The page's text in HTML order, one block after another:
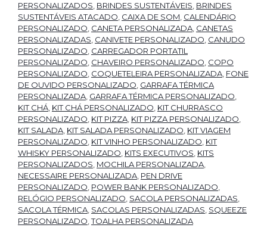
PERSONALIZADOS, BRINDES SUSTENTÁVEIS, BRINDES
SUSTENTÁVEIS ATACADO, CAIXA DE SOM, CALENDÁRIO
PERSONALIZADO, CANETA PERSONALIZADA, CANETAS
PERSONALIZADAS, CANIVETE PERSONALIZADO, CANUDO
PERSONALIZADO, CARREGADOR PORTATIL
PERSONALIZADO, CHAVEIRO PERSONALIZADO, COPO
PERSONALIZADO, COQUETELEIRA PERSONALIZADA, FONE
DE OUVIDO PERSONALIZADO, GARRAFA TÉRMICA
PERSONALIZADA, GARRAFA TÉRMICA PERSONALIZADO,
KIT CHÁ, KIT CHÁ PERSONALIZADO, KIT CHURRASCO
PERSONALIZADO, KIT PIZZA, KIT PIZZA PERSONALIZADO,
KIT SALADA, KIT SALADA PERSONALIZADO, KIT VIAGEM
PERSONALIZADO, KIT VINHO PERSONALIZADO, KIT
WHISKY PERSONALIZADO, KITS EXECUTIVOS, KITS
PERSONALIZADOS, MOCHILA PERSONALIZADA,
NECESSAIRE PERSONALIZADA, PEN DRIVE
PERSONALIZADO, POWER BANK PERSONALIZADO,
RELÓGIO PERSONALIZADO, SACOLA PERSONALIZADAS,
SACOLA TÉRMICA, SACOLAS PERSONALIZADAS, SQUEEZE
PERSONALIZADO,TOALHA PERSONALIZADA